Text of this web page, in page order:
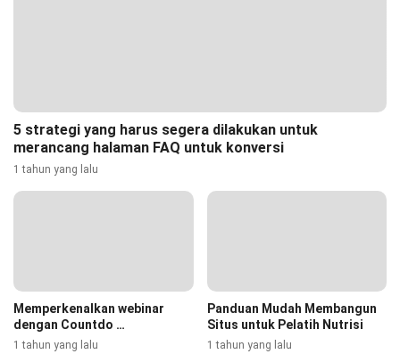
5 strategi yang harus segera dilakukan untuk
merancang halaman FAQ untuk konversi
1 tahun yang lalu
Memperkenalkan webinar
dengan Countdo …
1 tahun yang lalu
Panduan Mudah Membangun
Situs untuk Pelatih Nutrisi
1 tahun yang lalu